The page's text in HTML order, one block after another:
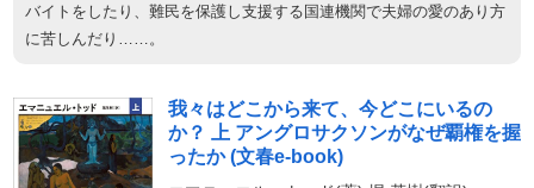
バイトをしたり、難民を保護し支援する国連機関で夫婦の愛のあり方
に苦しんだり……。
我々はどこから来て、今どこにいるの
か？ 上 アングロサクソンがなぜ覇権を握
ったか (文春e-book)